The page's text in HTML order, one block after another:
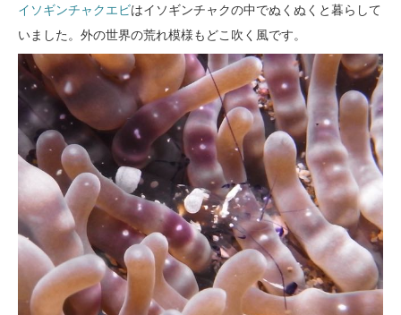
イソギンチャクエビはイソギンチャクの中でぬくぬくと暮らして
いました。外の世界の荒れ模様もどこ吹く風です。